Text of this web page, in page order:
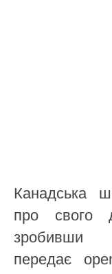
Канадська
про свого
передає